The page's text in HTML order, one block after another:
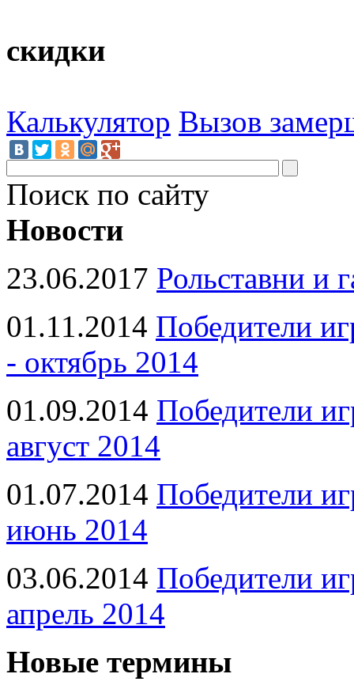
скидки
Калькулятор Вызов
Поиск по сайту
Новости
23.06.2017 Рольставни и
01.11.2014 Победители
- октябрь 2014
01.09.2014 Победители
август 2014
01.07.2014 Победители
июнь 2014
03.06.2014 Победители
апрель 2014
Новые термины